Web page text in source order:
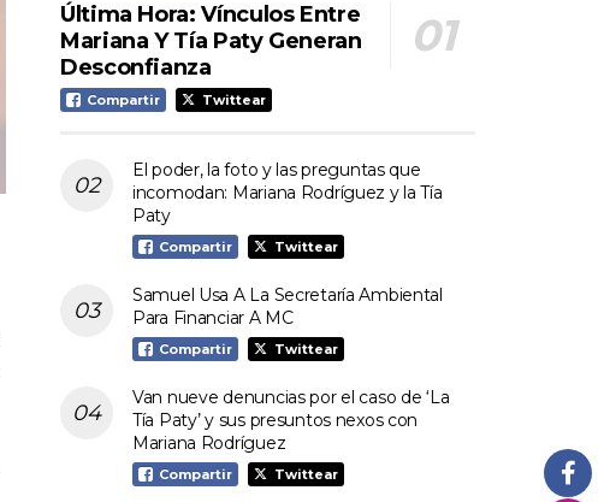
Última Hora: Vínculos Entre
Mariana Y Tía Paty Generan
Desconfianza
Compartir Twittear
El poder, la foto y las preguntas que
incomodan: Mariana Rodríguez y la Tía
Paty
Compartir Twittear
Samuel Usa A La Secretaría Ambiental
Para Financiar A MC
Compartir Twittear
Van nueve denuncias por el caso de ‘La
Tía Paty’ y sus presuntos nexos con
Mariana Rodríguez
Compartir Twittear